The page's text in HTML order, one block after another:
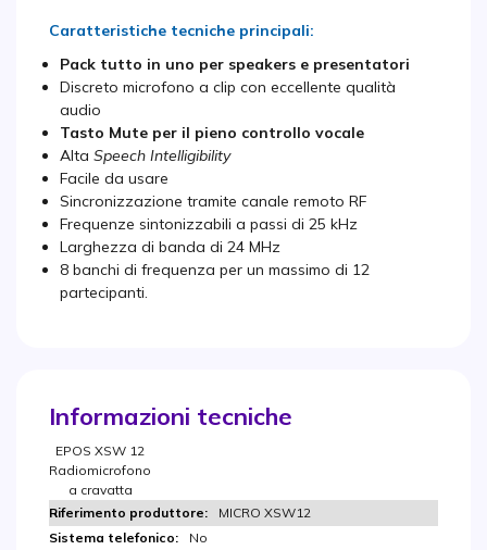
Caratteristiche tecniche principali:
Pack tutto in uno per speakers e presentatori
Discreto microfono a clip con eccellente qualità
audio
Tasto Mute per il pieno controllo vocale
Alta Speech Intelligibility
Facile da usare
Sincronizzazione tramite canale remoto RF
Frequenze sintonizzabili a passi di 25 kHz
Larghezza di banda di 24 MHz
8 banchi di frequenza per un massimo di 12
partecipanti.
Informazioni tecniche
EPOS XSW 12
Radiomicrofono
a cravatta
MICRO XSW12
No